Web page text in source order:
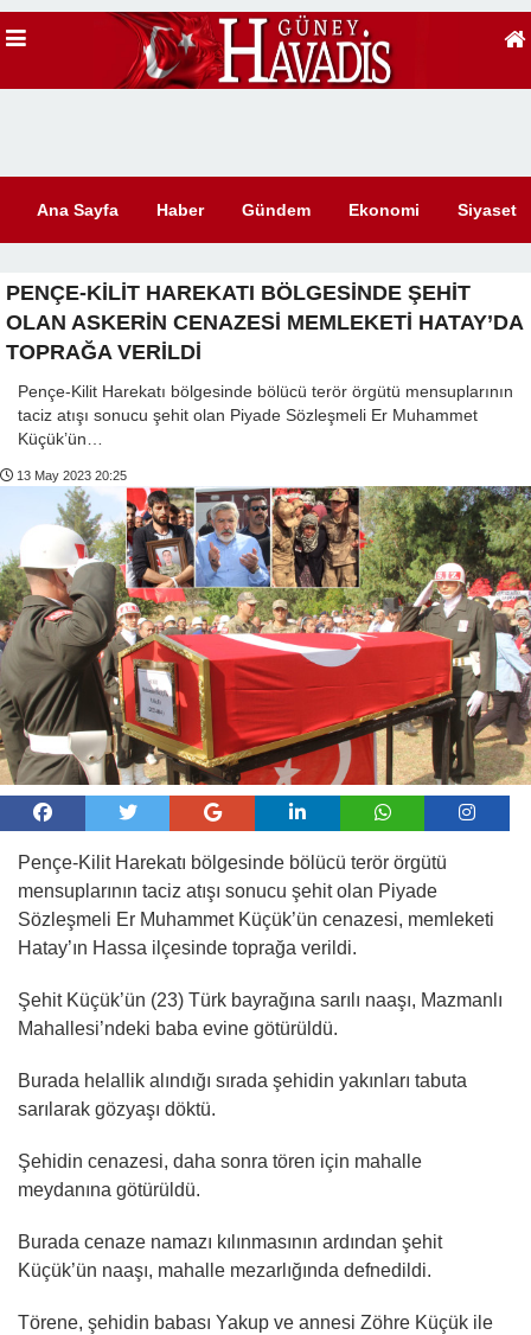
Ana Sayfa Haber Gündem Ekonomi Siyaset
PENÇE-KİLİT HAREKATI BÖLGESİNDE ŞEHİT
OLAN ASKERİN CENAZESİ MEMLEKETİ HATAY’DA
TOPRAĞA VERİLDİ
Pençe-Kilit Harekatı bölgesinde bölücü terör örgütü mensuplarının
taciz atışı sonucu şehit olan Piyade Sözleşmeli Er Muhammet
Küçük’ün…
13 May 2023 20:25
Pençe-Kilit Harekatı bölgesinde bölücü terör örgütü
mensuplarının taciz atışı sonucu şehit olan Piyade
Sözleşmeli Er Muhammet Küçük’ün cenazesi, memleketi
Hatay’ın Hassa ilçesinde toprağa verildi.
Şehit Küçük’ün (23) Türk bayrağına sarılı naaşı, Mazmanlı
Mahallesi’ndeki baba evine götürüldü.
Burada helallik alındığı sırada şehidin yakınları tabuta
sarılarak gözyaşı döktü.
Şehidin cenazesi, daha sonra tören için mahalle
meydanına götürüldü.
Burada cenaze namazı kılınmasının ardından şehit
Küçük’ün naaşı, mahalle mezarlığında defnedildi.
Törene, şehidin babası Yakup ve annesi Zöhre Küçük ile